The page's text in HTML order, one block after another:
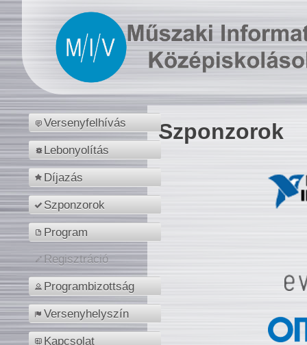
Versenyfelhívás
Lebonyolítás
Díjazás
Szponzorok
Program
Regisztráció
Programbizottság
Versenyhelyszín
Kapcsolat
Szponzorok